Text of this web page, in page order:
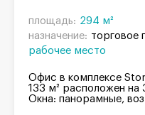
площадь: 294 м²
назначение: торговое
рабочее место
Офис в комплексе
133 м² расположен на
Окна: панорамные,